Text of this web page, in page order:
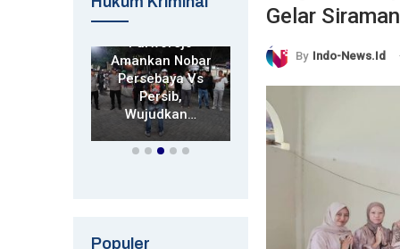
Gelar
By Indo-News.id
Purworejo
Amankan Nobar
Persebaya Vs
Persib,
Wujudkan…
Hukrim
Pasuruan Minta
Usut Dugaan…
Populer